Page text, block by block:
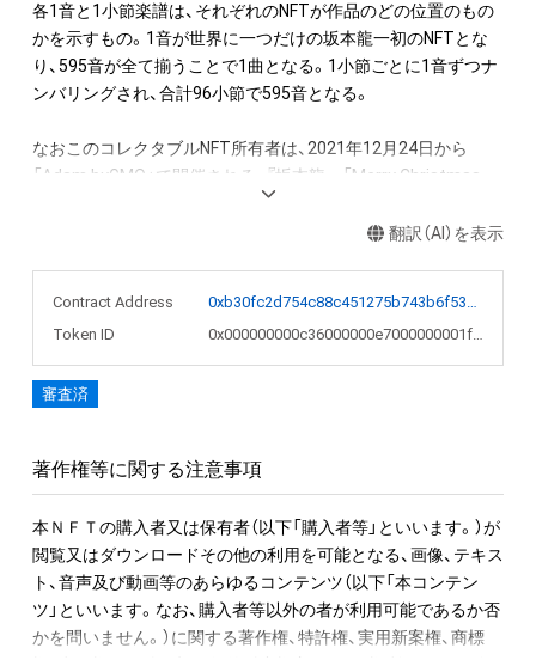
各1音と1小節楽譜は、それぞれのNFTが作品のどの位置のもの
かを示すもの。1音が世界に一つだけの坂本龍一初のNFTとな
り、595音が全て揃うことで1曲となる。1小節ごとに1音ずつナ
ンバリングされ、合計96小節で595音となる。
なおこのコレクタブルNFT所有者は、2021年12月24日から
「Adam byGMO」で開催される、『坂本龍一「Merry Christmas
Mr. Lawrence」直筆楽譜を入手できる権利NFT』のオークション
への参加が可能。またNFT初回購入者限定の特典として、
ールで送付します。
●NFT作品名と音の説明
NFT作品名の冒頭に付加された、前半の数字が楽譜の何小節目
坂本龍一」の場合は、1小節目の1音目のNFTを表す。
音源に関しては下記法則に沿っています。
1. 該当音の切り出しは、右手のトップノートが基準です。
2. 音終わりが欠けてしまう該当音については、2小節分の長さで
書き出しています。
3. 各小節のラストノート（最後の1音）は、次の小節に渡って音が
翻訳（AI）を表示
Contract Address
0xb30fc2d754c88c451275b743b6f530f19f643683
Token ID
0x000000000c36000000e7000000001fa8
審査済
著作権等に関する注意事項
本ＮＦＴの購入者又は保有者（以下「購入者等」といいます。）が
閲覧又はダウンロードその他の利用を可能となる、画像、テキス
ト、音声及び動画等のあらゆるコンテンツ（以下「本コンテン
ツ」といいます。なお、購入者等以外の者が利用可能であるか否
かを問いません。）に関する著作権、特許権、実用新案権、商標